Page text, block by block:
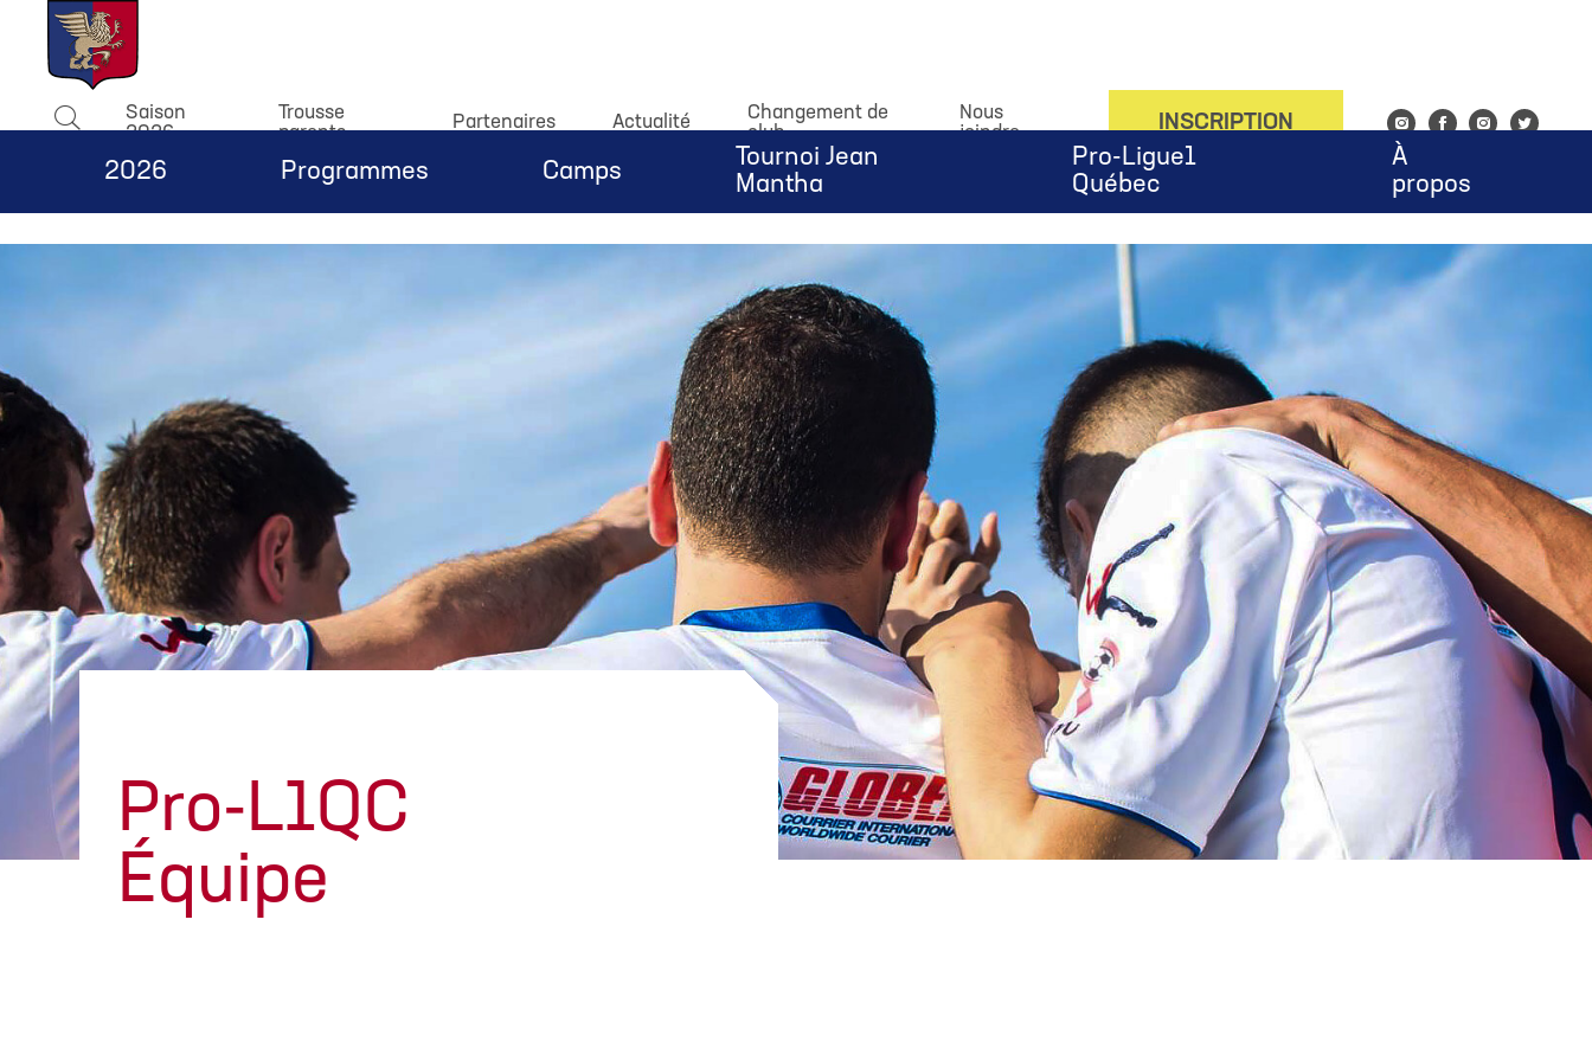
window.dataLayer = window.dataLayer || []; function gtag(){dataLayer.push(arguments);} gtag('js', new Date()); gtag('config', 'UA-143753676-1');
Rechercher
Saison
2026
Trousse
parents
Partenaires Actualité
Changement de
club
Nous
joindre
INSCRIPTION
Instagram
FacebookInstagram
Twitter
2026 Programmes Camps
Tournoi Jean
Mantha
Pro-Ligue1
Québec
À
propos
Pro-L1QC
Équipe